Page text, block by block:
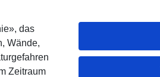
das
Wände,
Zeitraum